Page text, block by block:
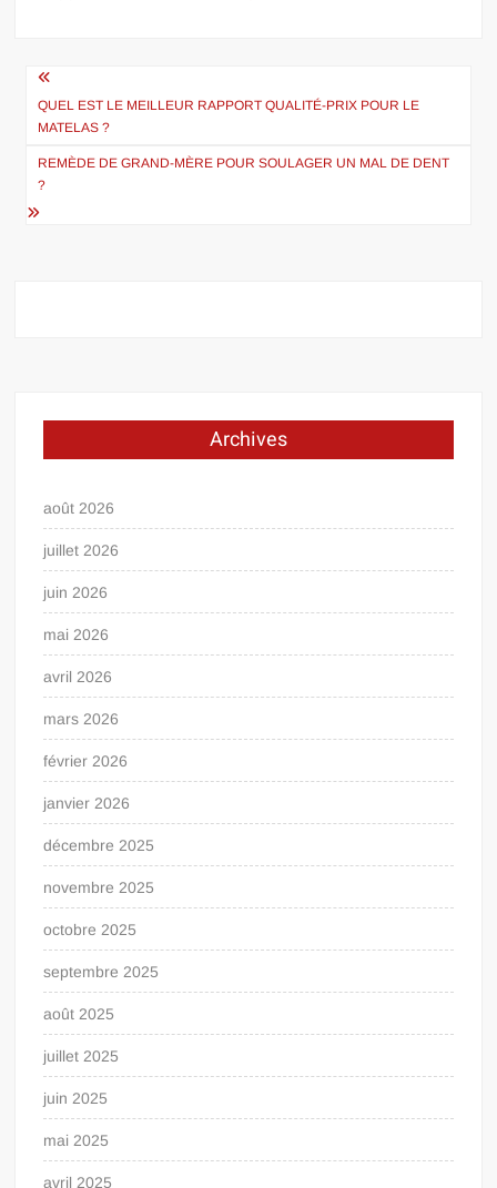
Navigation
de
l’article
QUEL EST LE MEILLEUR RAPPORT QUALITÉ-PRIX POUR LE
MATELAS ?
REMÈDE DE GRAND-MÈRE POUR SOULAGER UN MAL DE DENT
?
Archives
août 2026
juillet 2026
juin 2026
mai 2026
avril 2026
mars 2026
février 2026
janvier 2026
décembre 2025
novembre 2025
octobre 2025
septembre 2025
août 2025
juillet 2025
juin 2025
mai 2025
avril 2025